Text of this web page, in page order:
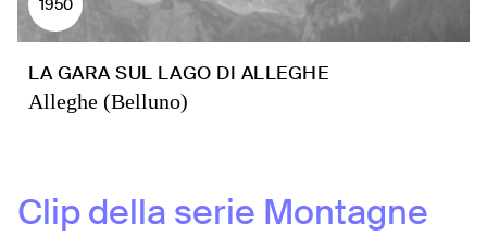
LA GARA SUL LAGO DI ALLEGHE
Alleghe (Belluno)
Clip della serie Montagne